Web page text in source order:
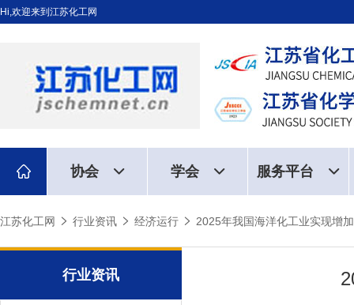
Hi,欢迎来到江苏化工网
协会 学会 服务平台
江苏化工网 行业资讯 经济运行 2025年我国海洋化工业实现增
行业资讯